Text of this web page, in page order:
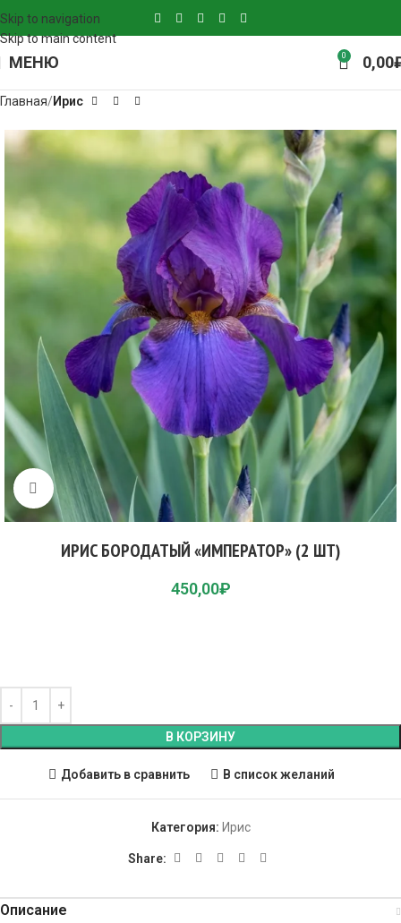
Skip to navigation
Skip to main content
МЕНЮ 0 0,00
Главная Ирис
Click to enlarge
ИРИС БОРОДАТЫЙ «ИМПЕРАТОР» (2 ШТ)
450,00₽
В КОРЗИНУ
Добавить в сравнить В список желаний
Категория: Ирис
Share:
Описание